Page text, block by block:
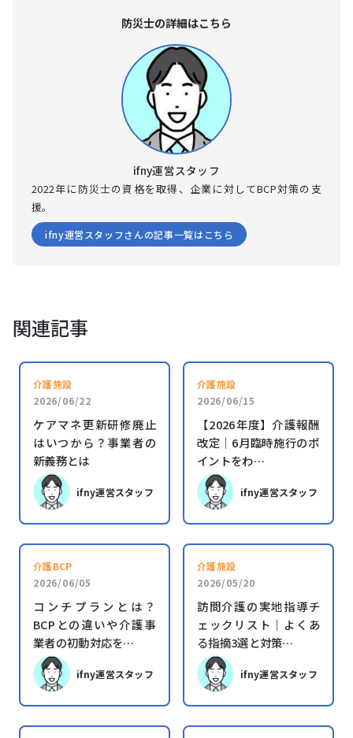
防災⼠の詳細はこちら
ifny運営スタッフ
2022年に防災士の資格を取得、企業に対してBCP対策の支
援。
ifny運営スタッフさんの記事一覧はこちら
関連記事
介護施設
2026/06/22
ケアマネ更新研修廃止
はいつから？事業者の
新義務とは
ifny運営スタッフ
介護施設
2026/06/15
【2026年度】介護報酬
改定｜6月臨時施行のポ
イントをわ…
ifny運営スタッフ
介護BCP
2026/06/05
コンチプランとは？
BCPとの違いや介護事
業者の初動対応を…
ifny運営スタッフ
介護施設
2026/05/20
訪問介護の実地指導チ
ェックリスト｜よくあ
る指摘3選と対策…
ifny運営スタッフ